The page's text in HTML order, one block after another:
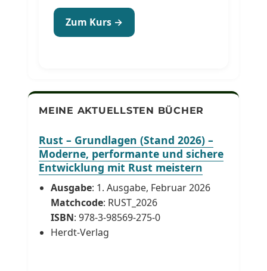
Zum Kurs →
MEINE AKTUELLSTEN BÜCHER
Rust – Grundlagen (Stand 2026) –
Moderne, performante und sichere
Entwicklung mit Rust meistern
Ausgabe: 1. Ausgabe, Februar 2026
Matchcode: RUST_2026
ISBN: 978-3-98569-275-0
Herdt-Verlag